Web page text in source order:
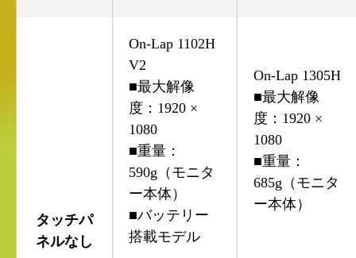
タッチパ
ネルなし
On-Lap 1102H
V2
■最大解像
度：1920 ×
1080
■重量：
590g（モニタ
ー本体）
■バッテリー
搭載モデル
On-Lap 1305H
■最大解像
度：1920 ×
1080
■重量：
685g（モニタ
ー本体）